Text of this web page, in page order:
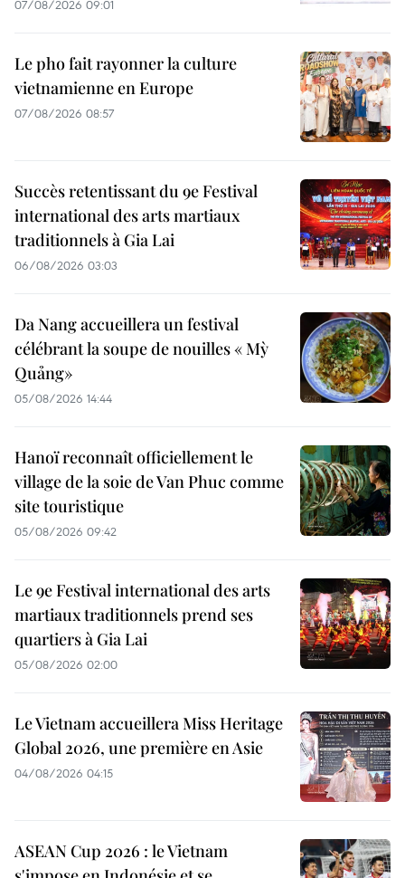
07/08/2026 09:01
Le pho fait rayonner la culture
vietnamienne en Europe
07/08/2026 08:57
Succès retentissant du 9e Festival
international des arts martiaux
traditionnels à Gia Lai
06/08/2026 03:03
Da Nang accueillera un festival
célébrant la soupe de nouilles « Mỳ
Quảng»
05/08/2026 14:44
Hanoï reconnaît officiellement le
village de la soie de Van Phuc comme
site touristique
05/08/2026 09:42
Le 9e Festival international des arts
martiaux traditionnels prend ses
quartiers à Gia Lai
05/08/2026 02:00
Le Vietnam accueillera Miss Heritage
Global 2026, une première en Asie
04/08/2026 04:15
ASEAN Cup 2026 : le Vietnam